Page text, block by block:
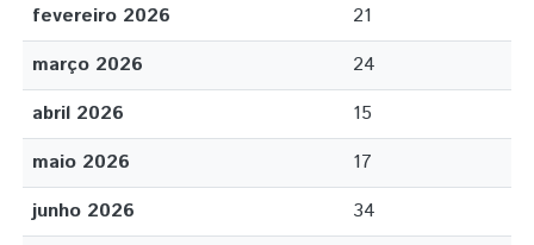
fevereiro 2026
21
março 2026
24
abril 2026
15
maio 2026
17
junho 2026
34